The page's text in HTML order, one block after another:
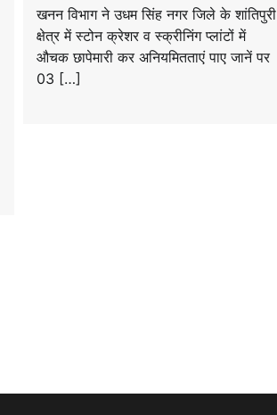
खनन विभाग ने उधम सिंह नगर जिले के शांतिपुरी
क्षेत्र में स्टोन क्रेशर व स्क्रीनिंग प्लांटों में
औचक छापेमारी कर अनियमितताएं पाए जानें पर
03 […]